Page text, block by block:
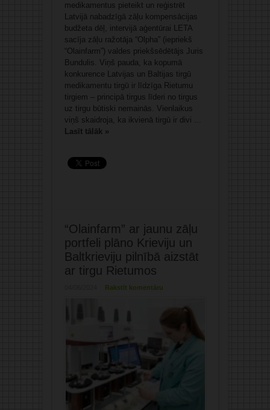
medikamentus pieteikt un reģistrēt
Latvijā nabadzīgā zāļu kompensācijas
budžeta dēļ, intervijā aģentūrai LETA
sacīja zāļu ražotāja “Olpha” (iepriekš
“Olainfarm”) valdes priekšsēdētājs Juris
Bundulis. Viņš pauda, ka kopumā
konkurence Latvijas un Baltijas tirgū
medikamentu tirgū ir līdzīga Rietumu
tirgiem – principā tirgus līderi no tirgus
uz tirgu būtiski nemainās. Vienlaikus
viņš skaidroja, ka ikvienā tirgū ir divi ...
Lasīt tālāk »
“Olainfarm” ar jaunu zāļu
portfeli plāno Krieviju un
Baltkrieviju pilnībā aizstāt
ar tirgu Rietumos
Rakstīt komentāru